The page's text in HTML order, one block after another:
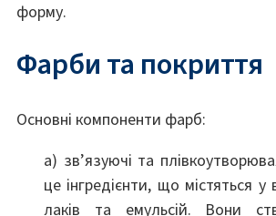
форму.
Фарби та покриття
Основні компоненти фарб:
а) зв’язуючі та
це інгредієнти, що містяться у
лаків та емульсій. Вони